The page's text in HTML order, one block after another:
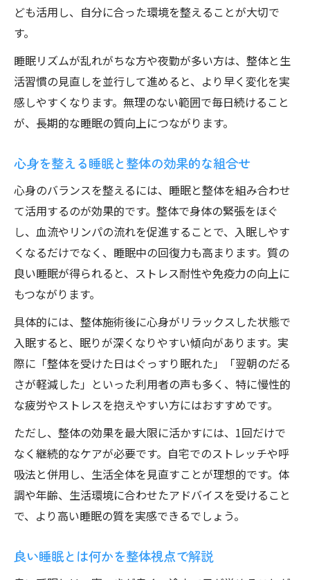
ども活用し、自分に合った環境を整えることが大切で
す。
睡眠リズムが乱れがちな方や夜勤が多い方は、整体と生
活習慣の見直しを並行して進めると、より早く変化を実
感しやすくなります。無理のない範囲で毎日続けること
が、長期的な睡眠の質向上につながります。
心身を整える睡眠と整体の効果的な組合せ
心身のバランスを整えるには、睡眠と整体を組み合わせ
て活用するのが効果的です。整体で身体の緊張をほぐ
し、血流やリンパの流れを促進することで、入眠しやす
くなるだけでなく、睡眠中の回復力も高まります。質の
良い睡眠が得られると、ストレス耐性や免疫力の向上に
もつながります。
具体的には、整体施術後に心身がリラックスした状態で
入眠すると、眠りが深くなりやすい傾向があります。実
際に「整体を受けた日はぐっすり眠れた」「翌朝のだる
さが軽減した」といった利用者の声も多く、特に慢性的
な疲労やストレスを抱えやすい方にはおすすめです。
ただし、整体の効果を最大限に活かすには、1回だけで
なく継続的なケアが必要です。自宅でのストレッチや呼
吸法と併用し、生活全体を見直すことが理想的です。体
調や年齢、生活環境に合わせたアドバイスを受けること
で、より高い睡眠の質を実感できるでしょう。
良い睡眠とは何かを整体視点で解説